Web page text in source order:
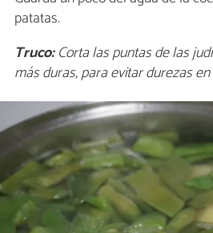
patatas.
Truco:Corta las puntas de las
más duras, para evitar durezas